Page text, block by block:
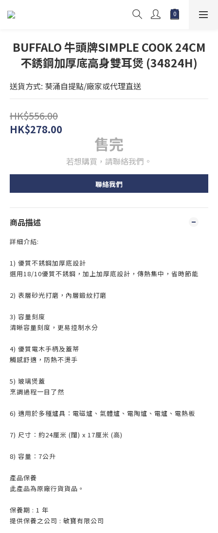
BUFFALO 牛頭牌SIMPLE COOK 24CM
不銹鋼加厚底高身雙耳煲 (34824H)
送貨方式: 葵涌自提點/廠家或代理直送
HK$556.00
HK$278.00
售完
若想購買，請聯絡我們。
聯絡我們
商品描述
詳細介紹:
1) 優質不銹鋼加厚底設計
選用18/10優質不銹鋼，加上加厚底設計，傳熱集中，省時節能
2) 表層砂光打磨，內層鍛紋打磨
3) 容量刻度
清晰容量刻度，更易控制水分
4) 優質電木手柄及蓋蒂
觸感舒適，防熱不燙手
5) 玻璃煲蓋
烹調過程一目了然
6) 適用於多種爐具：電磁爐、氣體爐、電陶爐、電爐、電熱板
7) 尺寸︰約24厘米 (闊) x 17厘米 (高)
8) 容量︰7公升
產品保養
此產品為原廠行貨貨品。
保養期 : 1 年
提供保養之公司 : 敏寶有限公司